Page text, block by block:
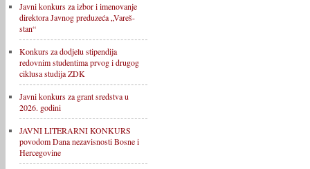
Javni konkurs za izbor i imenovanje
direktora Javnog preduzeća „Vareš-
stan“
Konkurs za dodjelu stipendija
redovnim studentima prvog i drugog
ciklusa studija ZDK
Javni konkurs za grant sredstva u
2026. godini
JAVNI LITERARNI KONKURS
povodom Dana nezavisnosti Bosne i
Hercegovine